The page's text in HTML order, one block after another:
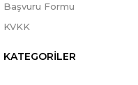
Başvuru Formu
KVKK
KATEGORİLER